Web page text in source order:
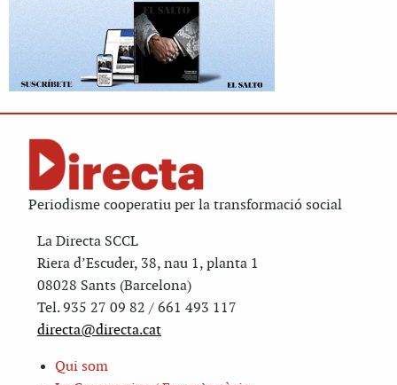
Periodisme cooperatiu per la transformació social
La Directa SCCL
Riera d’Escuder, 38, nau 1, planta 1
08028 Sants (Barcelona)
Tel. 935 27 09 82 / 661 493 117
directa@directa.cat
Qui som